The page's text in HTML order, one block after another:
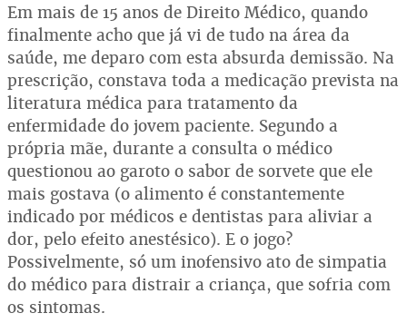
Em mais de 15 anos de Direito Médico, quando
finalmente acho que já vi de tudo na área da
saúde, me deparo com esta absurda demissão. Na
prescrição, constava toda a medicação prevista na
literatura médica para tratamento da
enfermidade do jovem paciente. Segundo a
própria mãe, durante a consulta o médico
questionou ao garoto o sabor de sorvete que ele
mais gostava (o alimento é constantemente
indicado por médicos e dentistas para aliviar a
dor, pelo efeito anestésico). E o jogo?
Possivelmente, só um inofensivo ato de simpatia
do médico para distrair a criança, que sofria com
os sintomas.